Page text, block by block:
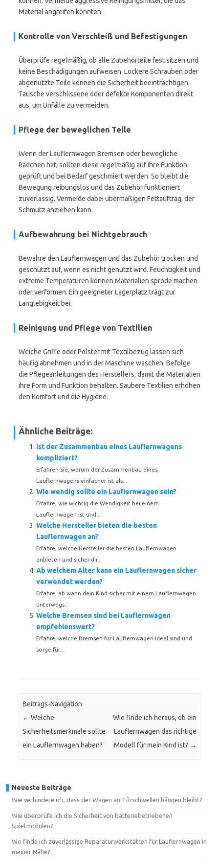
Material angreifen könnten.
Kontrolle von Verschleiß und Befestigungen
Überprüfe regelmäßig, ob alle Zubehörteile fest sitzen und
keine Beschädigungen aufweisen. Lockere Schrauben oder
abgenutzte Teile können die Sicherheit beeinträchtigen.
Tausche verschlissene oder defekte Komponenten direkt
aus, um Unfälle zu vermeiden.
Pflege der beweglichen Teile
Wenn der Lauflernwagen Bremsen oder bewegliche
Rädchen hat, sollten diese regelmäßig auf ihre Funktion
geprüft und bei Bedarf geschmiert werden. So bleibt die
Bewegung reibungslos und das Zubehör funktioniert
zuverlässig. Vermeide dabei übermäßigen Fettauftrag, der
Schmutz anziehen kann.
Aufbewahrung bei Nichtgebrauch
Bewahre den Lauflernwagen und das Zubehör trocken und
geschützt auf, wenn es nicht genutzt wird. Feuchtigkeit und
extreme Temperaturen können Materialien spröde machen
oder verformen. Ein geeigneter Lagerplatz trägt zur
Langlebigkeit bei.
Reinigung und Pflege von Textilien
Weiche Griffe oder Polster mit Textilbezug lassen sich
häufig abnehmen und in der Maschine waschen. Befolge
die Pflegeanleitungen des Herstellers, damit die Materialien
ihre Form und Funktion behalten. Saubere Textilien erhöhen
den Komfort und die Hygiene.
Ähnliche Beiträge:
Ist der Zusammenbau eines Lauflernwagens
kompliziert?
Erfahren Sie, warum der Zusammenbau eines
Lauflernwagens einfacher ist als...
Wie wendig sollte ein Lauflernwagen sein?
Erfahre, wie wichtig die Wendigkeit bei einem
Lauflernwagen ist und...
Welche Hersteller bieten die besten
Lauflernwagen an?
Erfahre, welche Hersteller die besten Lauflernwagen
anbieten und sicher dir...
Ab welchem Alter kann ein Lauflernwagen sicher
verwendet werden?
Erfahre, ab wann dein Kind sicher mit einem Lauflernwagen
unterwegs...
Welche Bremsen sind bei Lauflernwagen
empfehlenswert?
Erfahre, welche Bremsen für Lauflernwagen ideal sind und
sorge für...
Beitrags-Navigation
← Welche
Sicherheitsmerkmale sollte
ein Lauflernwagen haben?
Wie finde ich heraus, ob ein
Lauflernwagen das richtige
Modell für mein Kind ist? →
Neueste Beiträge
Wie verhindere ich, dass der Wagen an Türschwellen hängen bleibt?
Wie überprüfe ich die Sicherheit von batteriebetriebenen
Spielmodulen?
Wo finde ich zuverlässige Reparaturwerkstätten für Lauflernwagen in
meiner Nähe?